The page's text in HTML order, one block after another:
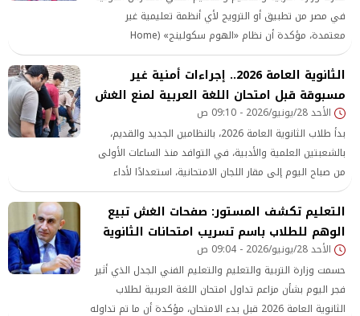
في مصر من تطبيق أو الترويج لأي أنظمة تعليمية غير
معتمدة، مؤكدة أن نظام «الهوم سكولينج» (Home
Schooling) غير مرخص داخل الدولة، ولم يصدر أي قرار يسمح
بتطبيقه في المدارس الدولية أو أي مؤسسة تعليمية تعمل
داخل مصر.
الثانوية العامة 2026.. إجراءات أمنية غير
مسبوقة قبل امتحان اللغة العربية لمنع الغش
الأحد 28/يونيو/2026 - 09:10 ص
بدأ طلاب الثانوية العامة 2026، بالنظامين الجديد والقديم،
بالشعبتين العلمية والأدبية، في التوافد منذ الساعات الأولى
من صباح اليوم إلى مقار اللجان الامتحانية، استعدادًا لأداء
امتحان مادة اللغة العربية، الذي يمثل أولى المحطات الأساسية
في جدول الامتحانات ويستحوذ على اهتمام واسع من الطلاب
وأولياء الأمور. وشهدت محيطات اللجان حالة من
التعليم تكشف المستور: صفحات الغش تبيع
الوهم للطلاب باسم تسريب امتحانات الثانوية
الأحد 28/يونيو/2026 - 09:04 ص
حسمت وزارة التربية والتعليم والتعليم الفني الجدل الذي أثير
فجر اليوم بشأن مزاعم تداول امتحان اللغة العربية لطلاب
الثانوية العامة 2026 قبل بدء الامتحان، مؤكدة أن ما تم تداوله